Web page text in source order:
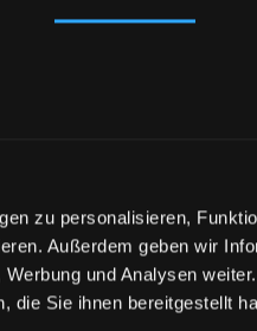
zu personalisieren,
Außerdem geben wir
und Analysen
die Sie ihnen bereitgestellt